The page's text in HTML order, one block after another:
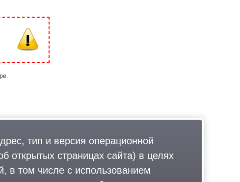
тип и версия операционной
открытых страницах сайта) в целях
в том числе с использованием